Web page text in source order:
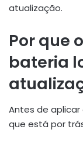
atualização.
Por que
bateria
Antes de
que está por